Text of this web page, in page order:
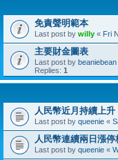
免責聲明範本
Last post by willy « Fri
主要財金圖表
Last post by beaniebean
Replies: 1
人民幣近月持續上升
Last post by queenie «
人民幣連續兩日漲停
Last post by queenie «